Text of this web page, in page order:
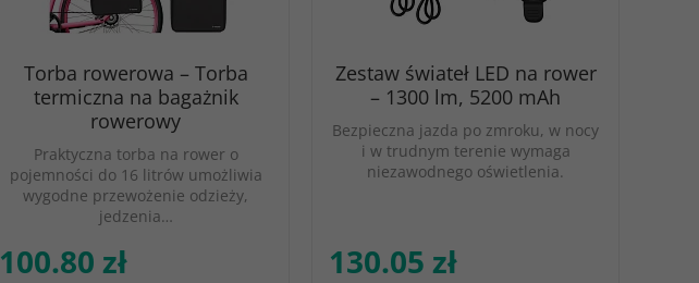
Torba rowerowa – Torba
termiczna na bagażnik
rowerowy
Praktyczna torba na rower o
pojemności do 16 litrów umożliwia
wygodne przewożenie odzieży,
jedzenia…
100.80 zł
Zestaw świateł LED na rower
– 1300 lm, 5200 mAh
Bezpieczna jazda po zmroku, w nocy
i w trudnym terenie wymaga
niezawodnego oświetlenia.
130.05 zł